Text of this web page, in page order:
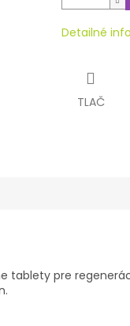
Detailné
TLAČ
tablety pre